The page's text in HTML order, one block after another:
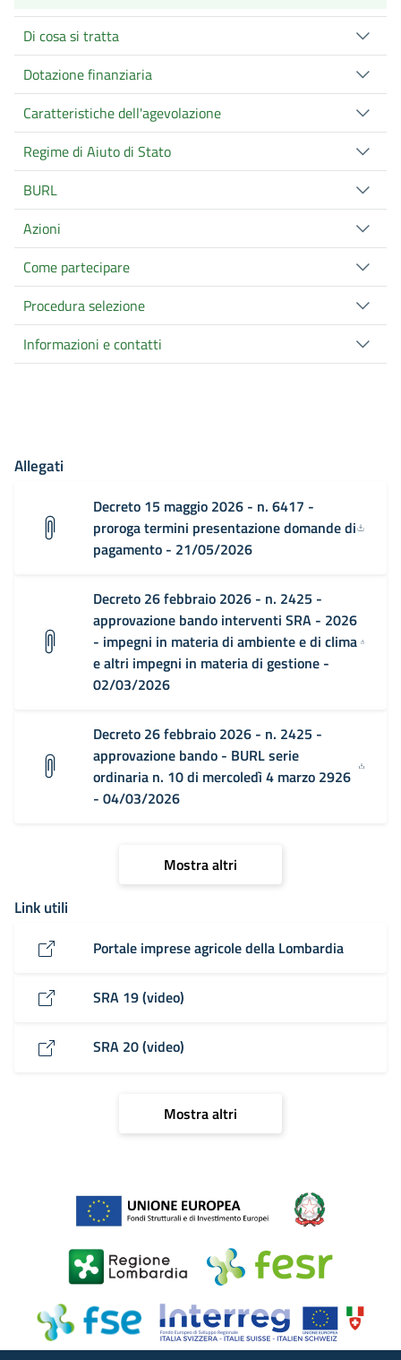
Di cosa si tratta
Dotazione finanziaria
Caratteristiche dell'agevolazione
Regime di Aiuto di Stato
BURL
Azioni
Come partecipare
Procedura selezione
Informazioni e contatti
Allegati
Decreto 15 maggio 2026 - n. 6417 -
proroga termini presentazione domande di
pagamento - 21/05/2026
Decreto 26 febbraio 2026 - n. 2425 -
approvazione bando interventi SRA - 2026
- impegni in materia di ambiente e di clima
e altri impegni in materia di gestione -
02/03/2026
Decreto 26 febbraio 2026 - n. 2425 -
approvazione bando - BURL serie
ordinaria n. 10 di mercoledì 4 marzo 2926
- 04/03/2026
Mostra altri
Link utili
Portale imprese agricole della Lombardia
SRA 19 (video)
SRA 20 (video)
Mostra altri